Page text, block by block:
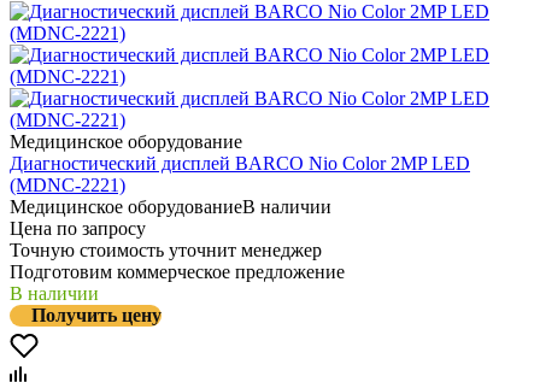
Медицинское оборудование
Диагностический дисплей BARCO Nio Color 2MP LED
(MDNC-2221)
Медицинское оборудованиеВ наличии
Цена по запросу
Точную стоимость уточнит менеджер
Подготовим коммерческое предложение
В наличии
Получить цену